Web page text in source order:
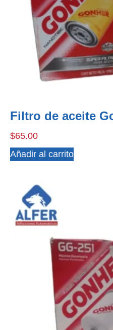
Filtro de aceite
$65.00
Añadir al carrito